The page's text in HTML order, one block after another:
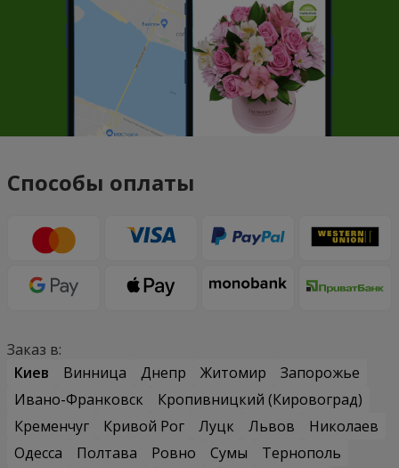
Способы оплаты
Заказ в:
Киев
Винница Днепр Житомир
Запорожье
Ивано-Франковск
Кропивницкий (Кировоград)
Кременчуг
Кривой Рог Луцк Львов
Николаев
Одесса
Полтава Ровно Сумы
Тернополь